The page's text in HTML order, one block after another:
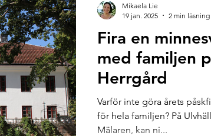
Fira en
med familjen
Herrgård
Varför inte göra årets
för hela familjen? På
Mälaren, kan ni...
Mikaela Lie
19 jan. 2025
2 min läsning